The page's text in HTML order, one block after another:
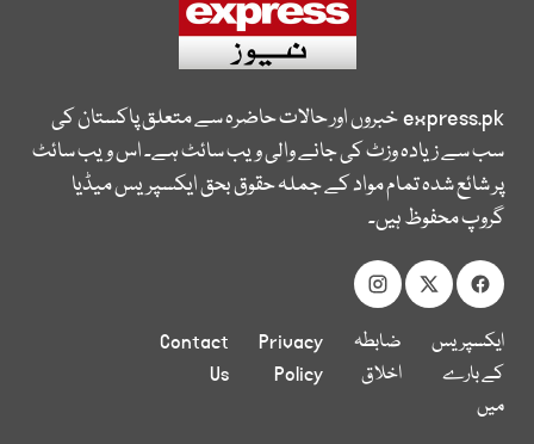
express.pkخبروں اور حالات حاضرہ سے متعلق پاکستان کی
سب سے زیادہ وزٹ کی جانے والی ویب سائٹ ہے۔ اس ویب سائٹ
پر شائع شدہ تمام مواد کے جملہ حقوق بحق ایکسپریس میڈیا
گروپ محفوظ ہیں۔
ایکسپریس
کے بارے
میں
ضابطہ
اخلاق
Privacy
Policy
Contact
Us